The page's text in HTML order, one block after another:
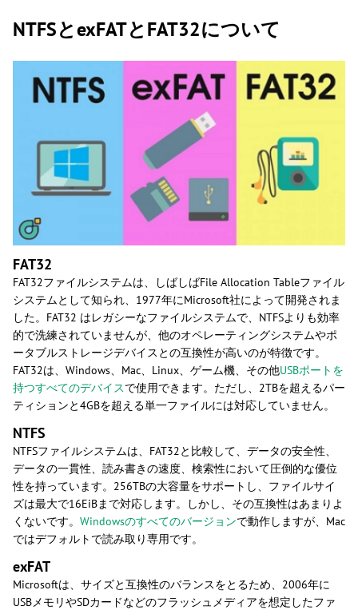
NTFSとexFATとFAT32について
FAT32
FAT32ファイルシステムは、しばしばFile Allocation Tableファイル
システムとして知られ、1977年にMicrosoft社によって開発されま
した。FAT32 はレガシーなファイルシステムで、NTFSよりも効率
的で洗練されていませんが、他のオペレーティングシステムやポ
ータブルストレージデバイスとの互換性が高いのが特徴です。
FAT32は、Windows、Mac、Linux、ゲーム機、その他USBポートを
持つすべてのデバイスで使用できます。ただし、2TBを超えるパー
ティションと4GBを超える単一ファイルには対応していません。
NTFS
NTFSファイルシステムは、FAT32と比較して、データの安全性、
データの一貫性、読み書きの速度、検索性において圧倒的な優位
性を持っています。256TBの大容量をサポートし、ファイルサイ
ズは最大で16EiBまで対応します。しかし、その互換性はあまりよ
くないです。 Windowsのすべてのバージョンで動作しますが、Mac
ではデフォルトで読み取り専用です。
exFAT
Microsoftは、サイズと互換性のバランスをとるため、2006年に
USBメモリやSDカードなどのフラッシュメディアを想定したファ